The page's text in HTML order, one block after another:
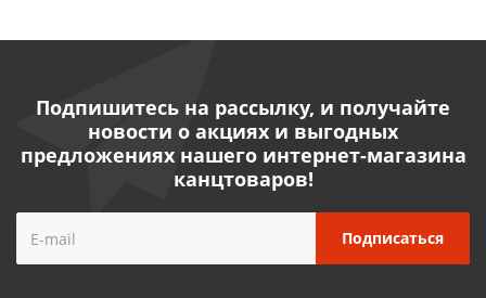
Подпишитесь на рассылку, и получайте
новости о акциях и выгодных
предложениях нашего интернет-магазина
канцтоваров!